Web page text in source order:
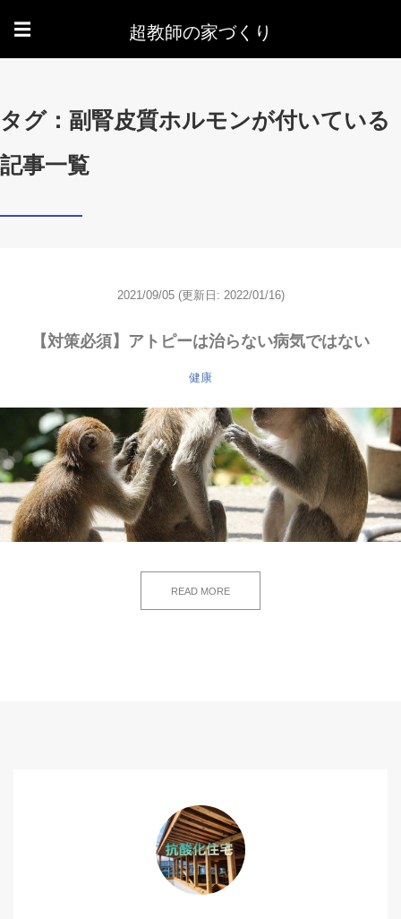
☰ 超教師の家づくり
タグ：副腎皮質ホルモンが付いている
記事一覧
2021/09/05 (更新日: 2022/01/16)
【対策必須】アトピーは治らない病気ではない
健康
READ MORE